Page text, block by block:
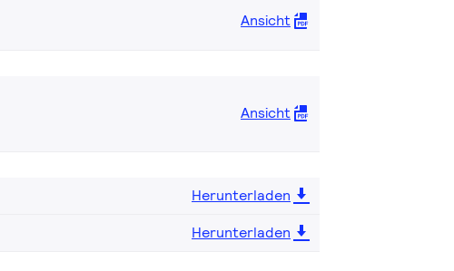
Ansicht
Ansicht
Herunterladen
Herunterladen